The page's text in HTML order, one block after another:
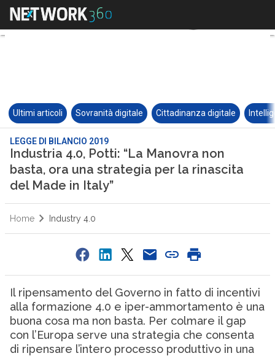
Ultimi articoli Sovranità digitale Cittadinanza digitale
LEGGE DI BILANCIO 2019
Industria 4.0, Potti: “La Manovra non
basta, ora una strategia per la rinascita
del Made in Italy”
Home Industry 4.0
Il ripensamento del Governo in fatto di incentivi
alla formazione 4.0 e iper-ammortamento è una
buona cosa ma non basta. Per colmare il gap
con l’Europa serve una strategia che consenta
di ripensare l’intero processo produttivo in una